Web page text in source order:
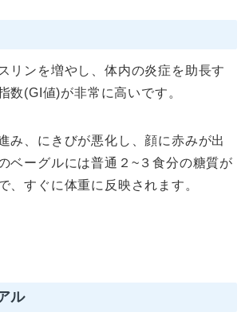
リンを増やし、体内の炎症を助長す
数(GI値)が非常に高いです。
み、にきびが悪化し、顔に赤みが出
ベーグルには普通２~３食分の糖質が
、すぐに体重に反映されます。
ル